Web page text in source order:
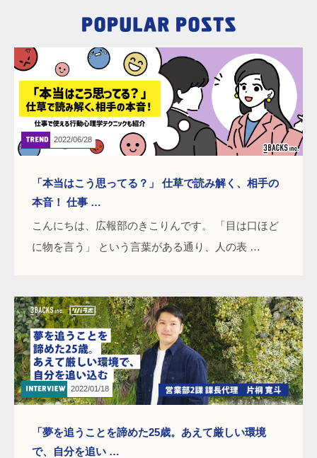
2022/06/28
「本当はこう思ってる？」 仕草で読み解く、相手の
本音！ 仕事 …
こんにちは、広報部のきこりんです。 「目は口ほど
に物を言う」 という言葉がある通り、人の表 …
2022/01/18
「夢を追うことを諦めた25歳。あえて厳しい環境
で、自分を追い …